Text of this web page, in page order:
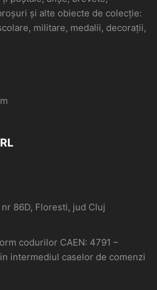
și alte obiecte de colecție:
militare, medalii, decorații,
86D, Floresti, jud Cluj
codurilor CAEN: 4791 –
intermediul caselor de comenzi